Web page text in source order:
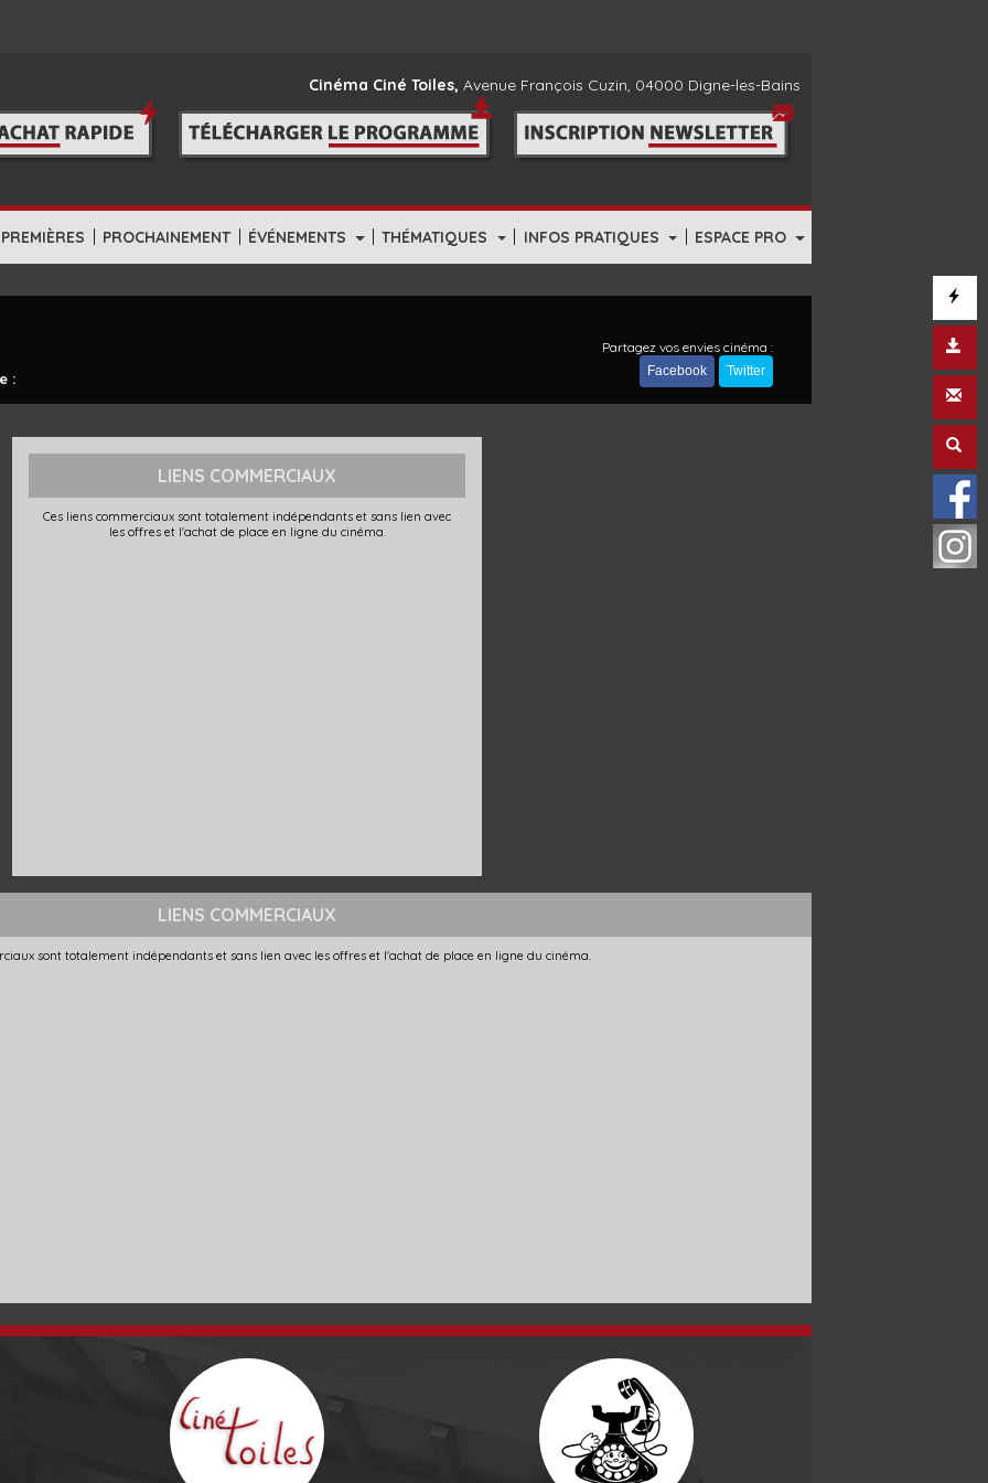
| PROCHAINEMENT | ÉVÉNEMENTS | THÉMATIQUES | INFOS PRATIQUES | ESPACE PRO
Cinéma Ciné Toiles, Avenue François Cuzin, 04000 Digne-les-Bains
:
Partagez vos envies cinéma :
Facebook Twitter
LIENS COMMERCIAUX
Ces liens commerciaux sont totalement indépendants et sans lien avec
les offres et l'achat de place en ligne du cinéma.
LIENS COMMERCIAUX
sont totalement indépendants et sans lien avec les offres et l'achat de place en ligne du cinéma.